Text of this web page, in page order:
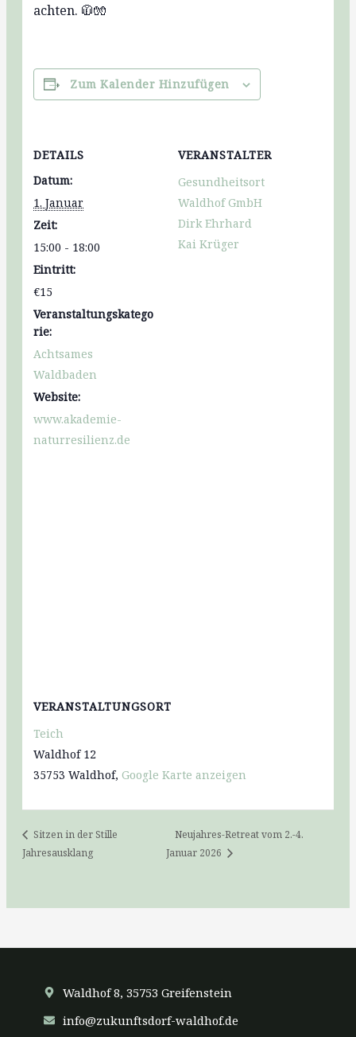
achten. 🧥🧤
Zum Kalender Hinzufügen
DETAILS
Datum:
1. Januar
Zeit:
15:00 - 18:00
Eintritt:
€15
Veranstaltungskatego
rie:
Achtsames
Waldbaden
Website:
www.akademie-
naturresilienz.de
VERANSTALTER
Gesundheitsort
Waldhof GmbH
Dirk Ehrhard
Kai Krüger
VERANSTALTUNGSORT
Teich
Waldhof 12
35753 Waldhof, Google Karte anzeigen
Sitzen in der Stille
Jahresausklang
Neujahres-Retreat vom 2.-4.
Januar 2026
Waldhof 8, 35753 Greifenstein
info@zukunftsdorf-waldhof.de